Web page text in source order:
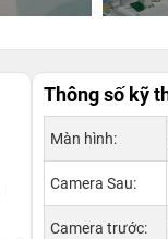
Thông số kỹ
Màn hình:
Camera Sau:
Camera trước: